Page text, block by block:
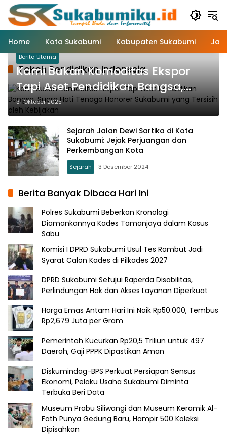
Langsung
konten
Home
Kota Sukabumi Kabupaten Sukabumi
Tokoh Pendidikan Indonesia
Berita Utama
Kami Bukan Komoditas Ekspor
Tapi Aset Pendidikan Bangsa,
Suara Hati Tenaga Honorer
Sukabumi yang Tersisih oleh
Kebijakan
31 Oktober 2025
Sejarah Jalan Dewi Sartika di Kota
Sukabumi: Jejak Perjuangan dan
Perkembangan Kota
Sejarah 3 Desember 2024
Berita Banyak Dibaca Hari Ini
Polres Sukabumi Beberkan Kronologi
Diamankannya Kades Tamanjaya dalam Kasus
Sabu
Komisi I DPRD Sukabumi Usul Tes Rambut Jadi
Syarat Calon Kades di Pilkades 2027
DPRD Sukabumi Setujui Raperda Disabilitas,
Perlindungan Hak dan Akses Layanan Diperkuat
Harga Emas Antam Hari Ini Naik Rp50.000, Tembus
Rp2,679 Juta per Gram
Pemerintah Kucurkan Rp20,5 Triliun untuk 497
Daerah, Gaji PPPK Dipastikan Aman
Diskumindag-BPS Perkuat Persiapan Sensus
Ekonomi, Pelaku Usaha Sukabumi Diminta
Terbuka Beri Data
Museum Prabu Siliwangi dan Museum Keramik Al-
Fath Punya Gedung Baru, Hampir 500 Koleksi
Dipisahkan